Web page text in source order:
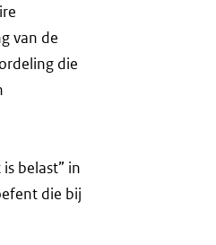
van de
die
belast” in
die bij